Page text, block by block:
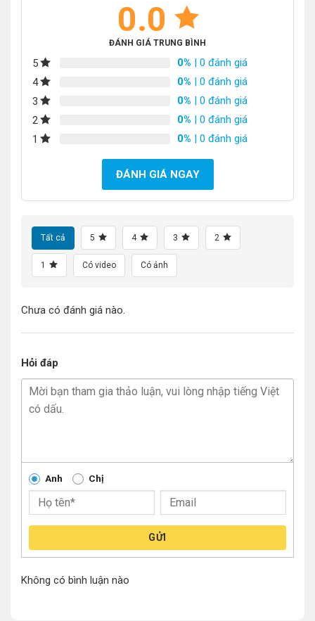
0.0
ĐÁNH GIÁ TRUNG BÌNH
5 0% | 0 đánh giá
4
0% | 0 đánh giá
3
0% | 0 đánh giá
2
0% | 0 đánh giá
1
0% | 0 đánh giá
ĐÁNH GIÁ NGAY
Tất cả 5 4 3 2
1 Có video Có ảnh
Chưa có đánh giá nào.
Hỏi đáp
Anh Chị
GỬI
Không có bình luận nào